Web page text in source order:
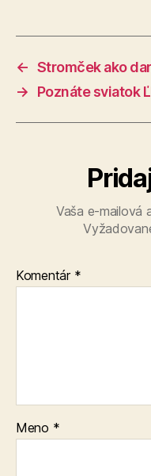
← Stromček ako dar
→
Poznáte sviatok
Vaša e-mailová
Komentár *
Meno *